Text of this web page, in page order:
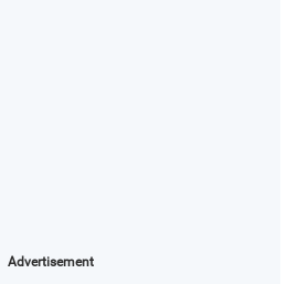
Advertisement